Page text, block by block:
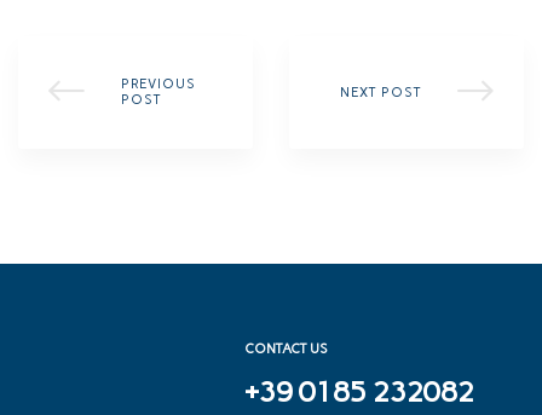
PREVIOUS
POST
NEXT POST
CONTACT US
+39 0185 232082